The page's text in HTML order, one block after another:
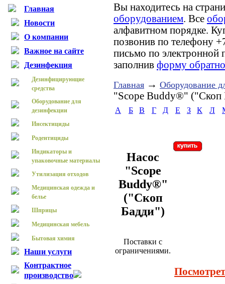
Главная
Новости
О компании
Важное на сайте
Дезинфекция
Дезинфицирующие
средства
Оборудование для
дезинфекции
Инсектициды
Родентициды
Индикаторы и
упаковочные материалы
Утилизация отходов
Медицинская одежда и
белье
Шприцы
Медицинская мебель
Бытовая химия
Наши услуги
Контрактное
производство
Вы находитесь на
оборудованием. Все
алфавитном порядке.
позвонив по телефону
письмо по электронной
заполнив форму
Главная → Оборудование
"Scope Buddy®" ("Скоп
А Б В Г Д Е З К Л
Насос
"Scope
Buddy®"
("Скоп
Бадди")
Поставки с
ограничениями.